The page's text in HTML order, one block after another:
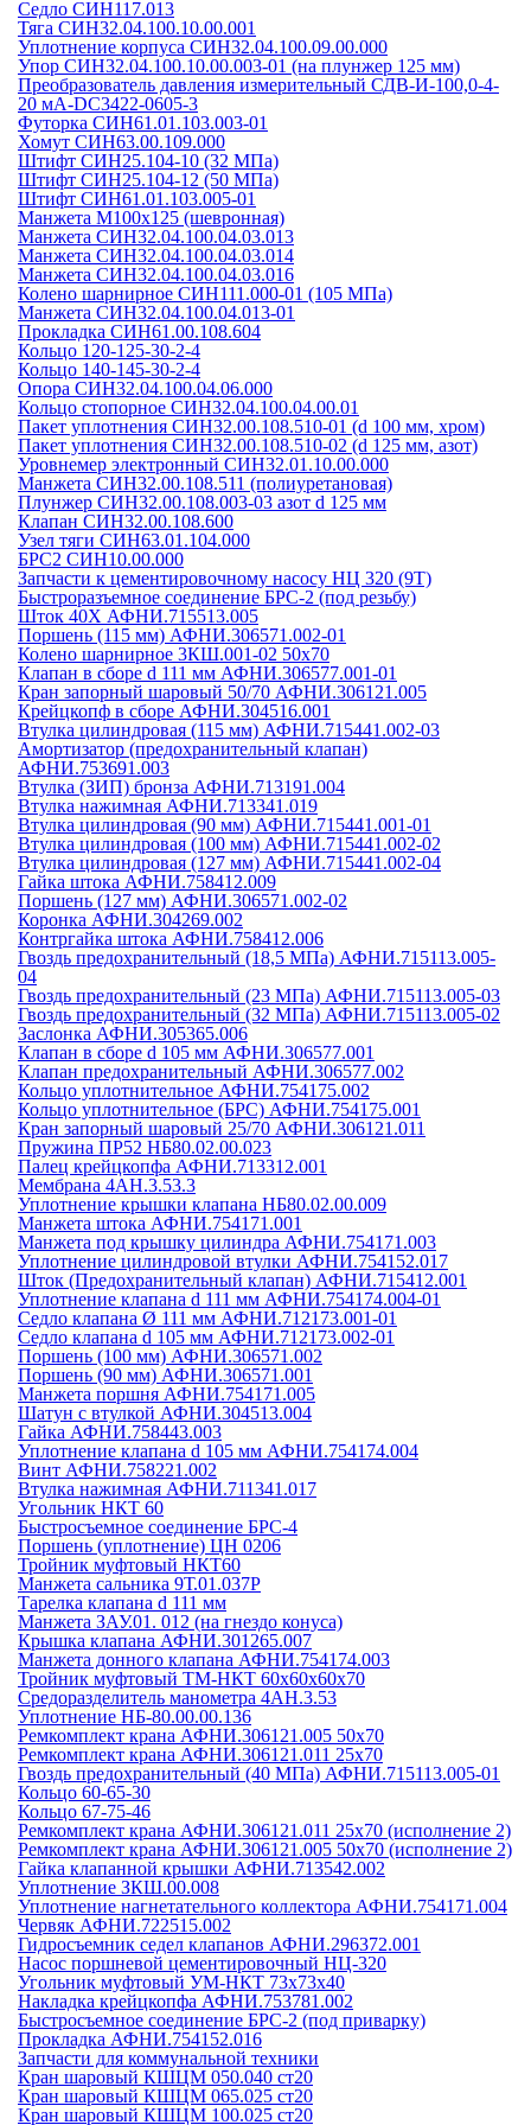
Седло СИН117.013
Тяга СИН32.04.100.10.00.001
Уплотнение корпуса СИН32.04.100.09.00.000
Упор СИН32.04.100.10.00.003-01 (на плунжер 125 мм)
Преобразователь давления измерительный СДВ-И-100,0-4-
20 мА-DC3422-0605-3
Футорка СИН61.01.103.003-01
Хомут СИН63.00.109.000
Штифт СИН25.104-10 (32 МПа)
Штифт СИН25.104-12 (50 МПа)
Штифт СИН61.01.103.005-01
Манжета М100х125 (шевронная)
Манжета СИН32.04.100.04.03.013
Манжета СИН32.04.100.04.03.014
Манжета СИН32.04.100.04.03.016
Колено шарнирное СИН111.000-01 (105 МПа)
Манжета СИН32.04.100.04.013-01
Прокладка СИН61.00.108.604
Кольцо 120-125-30-2-4
Кольцо 140-145-30-2-4
Опора СИН32.04.100.04.06.000
Кольцо стопорное СИН32.04.100.04.00.01
Пакет уплотнения СИН32.00.108.510-01 (d 100 мм, хром)
Пакет уплотнения СИН32.00.108.510-02 (d 125 мм, азот)
Уровнемер электронный СИН32.01.10.00.000
Манжета СИН32.00.108.511 (полиуретановая)
Плунжер СИН32.00.108.003-03 азот d 125 мм
Клапан СИН32.00.108.600
Узел тяги СИН63.01.104.000
БРС2 СИН10.00.000
Запчасти к цементировочному насосу НЦ 320 (9Т)
Быстроразъемное соединение БРС-2 (под резьбу)
Шток 40Х АФНИ.715513.005
Поршень (115 мм) АФНИ.306571.002-01
Колено шарнирное 3КШ.001-02 50х70
Клапан в сборе d 111 мм АФНИ.306577.001-01
Кран запорный шаровый 50/70 АФНИ.306121.005
Крейцкопф в сборе АФНИ.304516.001
Втулка цилиндровая (115 мм) АФНИ.715441.002-03
Амортизатор (предохранительный клапан)
АФНИ.753691.003
Втулка (ЗИП) бронза АФНИ.713191.004
Втулка нажимная АФНИ.713341.019
Втулка цилиндровая (90 мм) АФНИ.715441.001-01
Втулка цилиндровая (100 мм) АФНИ.715441.002-02
Втулка цилиндровая (127 мм) АФНИ.715441.002-04
Гайка штока АФНИ.758412.009
Поршень (127 мм) АФНИ.306571.002-02
Коронка АФНИ.304269.002
Контргайка штока АФНИ.758412.006
Гвоздь предохранительный (18,5 МПа) АФНИ.715113.005-
04
Гвоздь предохранительный (23 МПа) АФНИ.715113.005-03
Гвоздь предохранительный (32 МПа) АФНИ.715113.005-02
Заслонка АФНИ.305365.006
Клапан в сборе d 105 мм АФНИ.306577.001
Клапан предохранительный АФНИ.306577.002
Кольцо уплотнительное АФНИ.754175.002
Кольцо уплотнительное (БРС) АФНИ.754175.001
Кран запорный шаровый 25/70 АФНИ.306121.011
Пружина ПР52 НБ80.02.00.023
Палец крейцкопфа АФНИ.713312.001
Мембрана 4АН.3.53.3
Уплотнение крышки клапана НБ80.02.00.009
Манжета штока АФНИ.754171.001
Манжета под крышку цилиндра АФНИ.754171.003
Уплотнение цилиндровой втулки АФНИ.754152.017
Шток (Предохранительный клапан) АФНИ.715412.001
Уплотнение клапана d 111 мм АФНИ.754174.004-01
Седло клапана Ø 111 мм АФНИ.712173.001-01
Седло клапана d 105 мм АФНИ.712173.002-01
Поршень (100 мм) АФНИ.306571.002
Поршень (90 мм) АФНИ.306571.001
Манжета поршня АФНИ.754171.005
Шатун с втулкой АФНИ.304513.004
Гайка АФНИ.758443.003
Уплотнение клапана d 105 мм АФНИ.754174.004
Винт АФНИ.758221.002
Втулка нажимная АФНИ.711341.017
Угольник НКТ 60
Быстросъемное соединение БРС-4
Поршень (уплотнение) ЦН 0206
Тройник муфтовый НКТ60
Манжета сальника 9Т.01.037Р
Тарелка клапана d 111 мм
Манжета ЗАУ.01. 012 (на гнездо конуса)
Крышка клапана АФНИ.301265.007
Манжета донного клапана АФНИ.754174.003
Тройник муфтовый ТМ-НКТ 60х60х60х70
Средоразделитель манометра 4АН.3.53
Уплотнение НБ-80.00.00.136
Ремкомплект крана АФНИ.306121.005 50х70
Ремкомплект крана АФНИ.306121.011 25х70
Гвоздь предохранительный (40 МПа) АФНИ.715113.005-01
Кольцо 60-65-30
Кольцо 67-75-46
Ремкомплект крана АФНИ.306121.011 25х70 (исполнение 2)
Ремкомплект крана АФНИ.306121.005 50х70 (исполнение 2)
Гайка клапанной крышки АФНИ.713542.002
Уплотнение ЗКШ.00.008
Уплотнение нагнетательного коллектора АФНИ.754171.004
Червяк АФНИ.722515.002
Гидросъемник седел клапанов АФНИ.296372.001
Насос поршневой цементировочный НЦ-320
Угольник муфтовый УМ-НКТ 73х73х40
Накладка крейцкопфа АФНИ.753781.002
Быстросъемное соединение БРС-2 (под приварку)
Прокладка АФНИ.754152.016
Запчасти для коммунальной техники
Кран шаровый КШЦМ 050.040 ст20
Кран шаровый КШЦМ 065.025 ст20
Кран шаровый КШЦМ 100.025 ст20